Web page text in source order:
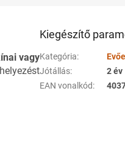
vagy
Kiegészítő
Kategória:
Jótállás:
2 év
EAN vonalkód: